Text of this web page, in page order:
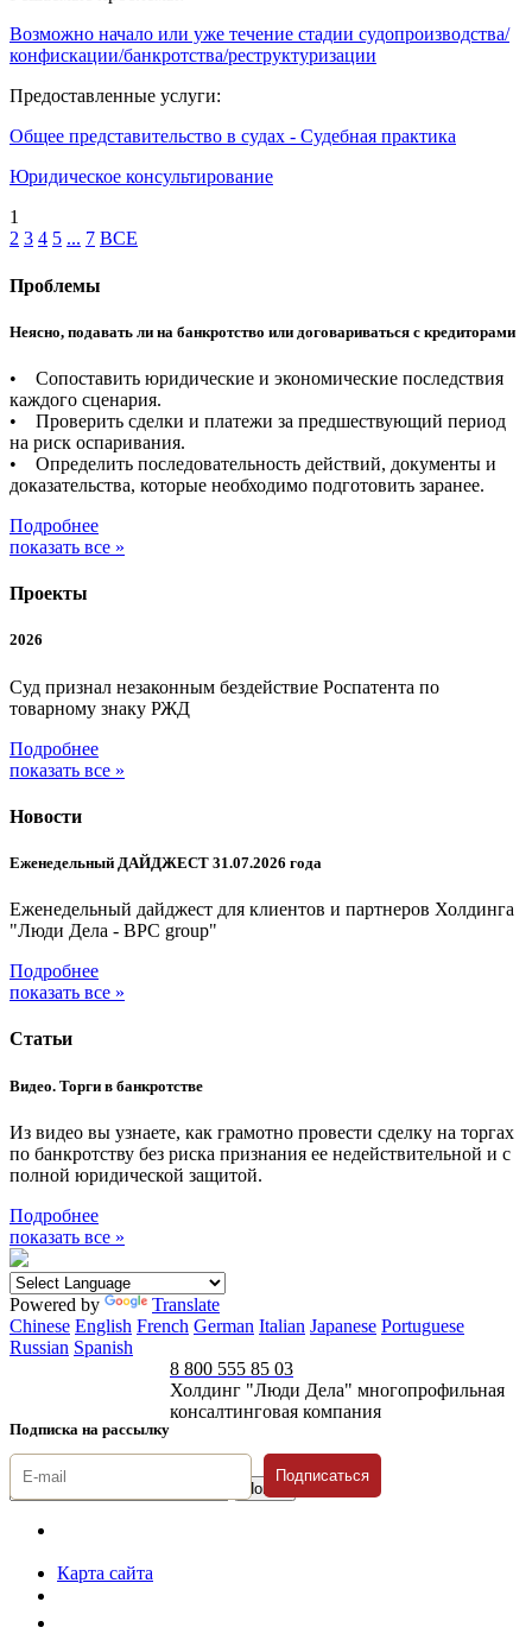
Возможно начало или уже течение стадии судопроизводства/
конфискации/банкротства/реструктуризации
Предоставленные услуги:
Общее представительство в судах - Судебная практика
Юридическое консультирование
1
2 3 4 5 ... 7 ВСЕ
Проблемы
Неясно, подавать ли на банкротство или договариваться с кредиторами
• Сопоставить юридические и экономические последствия
каждого сценария.
• Проверить сделки и платежи за предшествующий период
на риск оспаривания.
• Определить последовательность действий, документы и
доказательства, которые необходимо подготовить заранее.
Подробнее
показать все »
Проекты
2026
Суд признал незаконным бездействие Роспатента по
товарному знаку РЖД
Подробнее
показать все »
Новости
Еженедельный ДАЙДЖЕСТ 31.07.2026 года
Еженедельный дайджест для клиентов и партнеров Холдинга
"Люди Дела - BPC group"
Подробнее
показать все »
Статьи
Видео. Торги в банкротстве
Из видео вы узнаете, как грамотно провести сделку на торгах
по банкротству без риска признания ее недействительной и с
полной юридической защитой.
Подробнее
показать все »
Powered by
Translate
Chinese English French German Italian Japanese Portuguese
Russian Spanish
Подписка на рассылку
8 800 555 85 03
Холдинг "Люди Дела" многопрофильная
консалтинговая компания
Подписаться
Карта сайта